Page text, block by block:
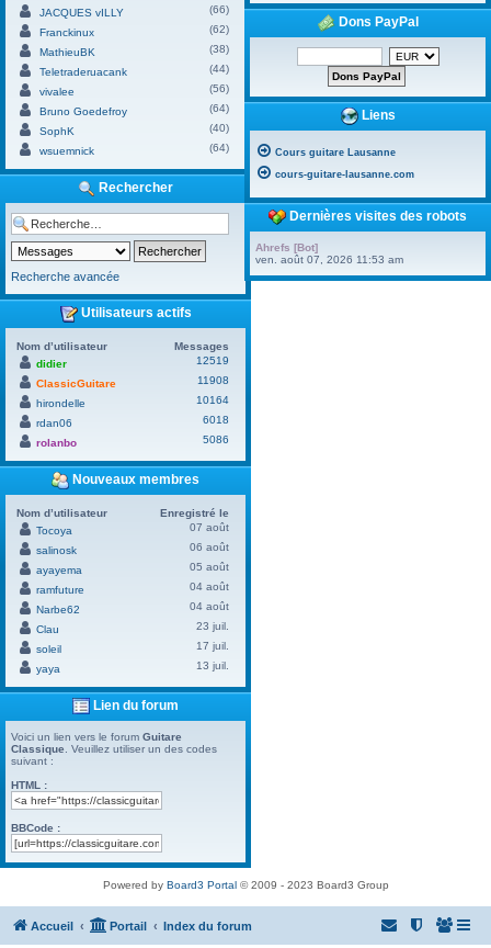
JACQUES vILLY
(66)
Franckinux
(62)
MathieuBK
(38)
Teletraderuacank
(44)
vivalee
(56)
Bruno Goedefroy
(64)
SophK
(40)
wsuemnick
(64)
Rechercher
Recherche avancée
Utilisateurs actifs
Nom d’utilisateur
Messages
didier
12519
ClassicGuitare
11908
hirondelle
10164
rdan06
6018
rolanbo
5086
Nouveaux membres
Nom d’utilisateur
Enregistré le
Tocoya
07 août
salinosk
06 août
ayayema
05 août
ramfuture
04 août
Narbe62
04 août
Clau
23 juil.
soleil
17 juil.
yaya
13 juil.
Lien du forum
Voici un lien vers le forum Guitare
Classique . Veuillez utiliser un des codes
suivant :
HTML :
BBCode :
Dons PayPal
Liens
Cours guitare Lausanne
cours-guitare-lausanne.com
Dernières visites des robots
Ahrefs [Bot]
ven. août 07, 2026 11:53 am
Powered by Board3 Portal© 2009 - 2023 Board3 Group
Accueil Portail Index du forum